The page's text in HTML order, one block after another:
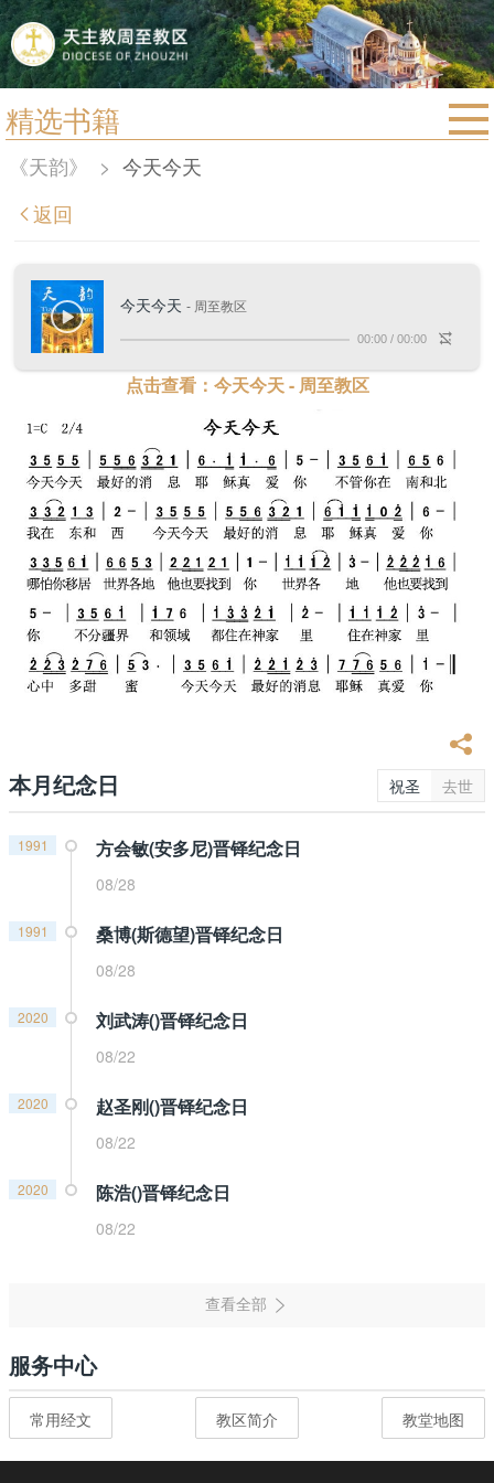
精选书籍
首页
宗教法规
教区简介
信仰文萃
教会圣月
《天韵》 > 今天今天
返回
今天今天 - 周至教区
00:00 / 00:00
点击查看：今天今天 - 周至教区
本月纪念日 祝圣 去世
1991 方会敏(安多尼)晋铎纪念日
08/28
1991 桑博(斯德望)晋铎纪念日
08/28
2020 刘武涛()晋铎纪念日
08/22
2020 赵圣刚()晋铎纪念日
08/22
2020 陈浩()晋铎纪念日
08/22
服务中心
常用经文 教区简介 教堂地图